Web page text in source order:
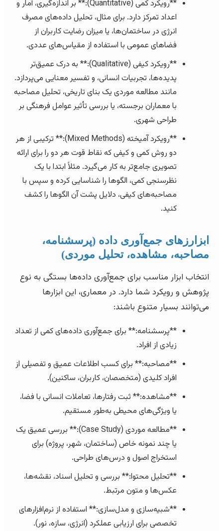
**رویکرد کمی (Quantitative):** بر اندازه‌گیری، آمار و
اعداد تمرکز دارد. برای مثال، تحلیل داده‌های مصرف
انرژی در ساختمان‌ها، یا میزان رضایت کاربران از
فضاهای عمومی با استفاده از مقیاس‌های عددی.
**رویکرد کیفی (Qualitative):** به درک عمیق‌تر
پدیده‌ها، تجربیات انسانی، و تفسیر معنایی می‌پردازد.
مانند مطالعه موردی یک بنای تاریخی، تحلیل مصاحبه
با معماران برجسته، یا بررسی تأثیر عوامل فرهنگی بر
طراحی شهری.
**رویکرد آمیخته (Mixed Methods):** ترکیبی از هر
دو روش کمی و کیفی که نقاط قوت هر دو را برای ارائه
تصویری جامع‌تر به کار می‌گیرد. مثلاً ابتدا با یک
نظرسنجی کمی، الگوها را شناسایی کرده و سپس با
مصاحبه‌های کیفی، دلایل پشت آن الگوها را کشف
کنید.
ابزارزهای جمع‌آوری داده (پرسشنامه،
مصاحبه، مشاهده، تحلیل موردی)
انتخاب ابزار مناسب برای جمع‌آوری داده‌ها بستگی به نوع
پژوهش و رویکرد شما دارد. در معماری، این ابزارها
می‌توانند بسیار متنوع باشند:
**پرسشنامه:** برای جمع‌آوری داده‌های کمی از تعداد
زیادی از افراد.
**مصاحبه:** برای کسب اطلاعات عمیق و تفصیلی از
افراد کلیدی (متخصصان، کاربران، ساکنین).
**مشاهده:** ثبت رفتارها، تعاملات انسانی با فضا،
یا ویژگی‌های محیطی به‌طور مستقیم.
**مطالعه موردی (Case Study):** بررسی عمیق یک
یا چند نمونه خاص (ساختمان، شهر، پروژه) برای
استخراج اصول و درس‌های طراحی.
**تحلیل محتوا:** بررسی و تحلیل اسناد، نقشه‌ها،
عکس‌ها و متون مرتبط.
**شبیه‌سازی و مدل‌سازی:** استفاده از نرم‌افزارهای
تخصصی برای ارزیابی عملکرد (انرژی، سازه، نور).